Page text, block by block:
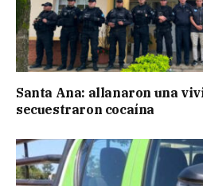
Santa Ana: allanaron una
secuestraron cocaína